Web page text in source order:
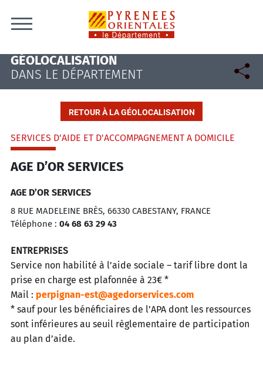
GÉOLOCALISATION
DANS LE DÉPARTEMENT
RETOUR À LA GÉOLOCALISATION
SERVICES D'AIDE ET D'ACCOMPAGNEMENT A DOMICILE
AGE D’OR SERVICES
AGE D’OR SERVICES
8 RUE MADELEINE BRÈS, 66330 CABESTANY, FRANCE
Téléphone : 04 68 63 29 43
ENTREPRISES
Service non habilité à l’aide sociale – tarif libre dont la
prise en charge est plafonnée à 23€ *
Mail : perpignan-est@agedorservices.com
* sauf pour les bénéficiaires de l’APA dont les ressources
sont inférieures au seuil règlementaire de participation
au plan d’aide.